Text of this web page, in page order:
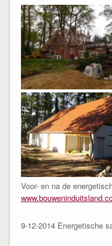
Voor- en na de
9-12-2014 Energetische